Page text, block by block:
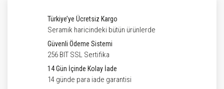
Türkiye’ye Ücretsiz Kargo
Seramik haricindeki bütün ürünlerde
Güvenli Ödeme Sistemi
256 BIT SSL Sertifika
14 Gün İçinde Kolay İade
14 günde para iade garantisi